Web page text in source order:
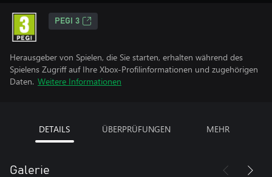
PEGI 3
Herausgeber von Spielen, die Sie starten, erhalten während des
Spielens Zugriff auf Ihre Xbox-Profilinformationen und zugehörigen
Daten. Weitere Informationen
DETAILS ÜBERPRÜFUNGEN MEHR
Galerie